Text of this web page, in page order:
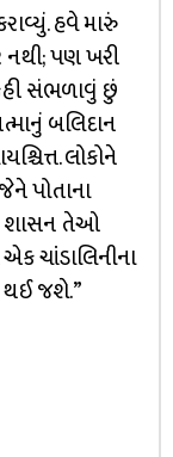
હવે મારું
નથી; પણ ખરી
સંભળાવું છું
બલિદાન
લોકોને
પોતાના
શાસન તેઓ
ચાંડાલિનીના
થઈ જશે.”